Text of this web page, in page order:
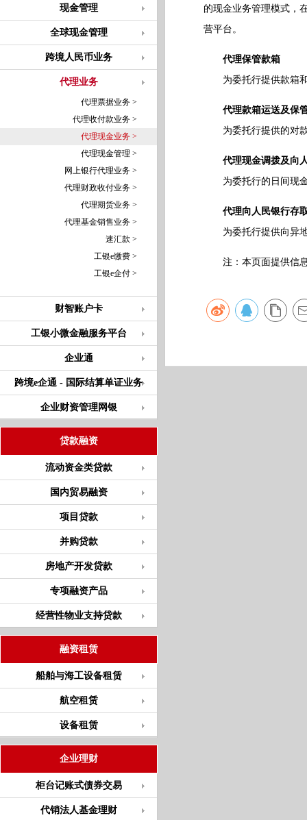
现金管理
全球现金管理
跨境人民币业务
代理业务
代理票据业务 >
代理收付款业务 >
代理现金业务 >
代理现金管理 >
网上银行代理业务 >
代理财政收付业务 >
代理期货业务 >
代理基金销售业务 >
速汇款 >
工银e缴费 >
工银e企付 >
财智账户卡
工银小微金融服务平台
企业通
跨境e企通 - 国际结算单证业务
企业财资管理网银
贷款融资
流动资金类贷款
国内贸易融资
项目贷款
并购贷款
房地产开发贷款
专项融资产品
经营性物业支持贷款
融资租赁
船舶与海工设备租赁
航空租赁
设备租赁
企业理财
柜台记账式债券交易
代销法人基金理财
的现金业务管理模式，
营平台。
代理保管款箱
为委托行提供款箱和
代理款箱运送及保
为委托行提供的对款
代理现金调拨及向
为委托行的日间现金
代理向人民银行存
为委托行提供向异地
注：本页面提供信息